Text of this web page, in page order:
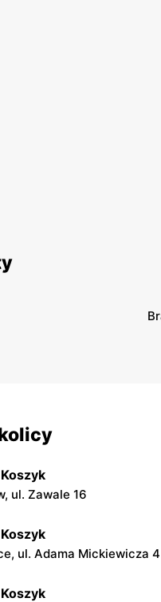
ul. Zawale 16
ul. Adama Mickiewicza 4